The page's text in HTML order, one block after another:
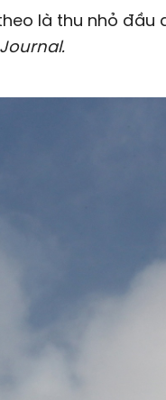
là thu nhỏ đầu